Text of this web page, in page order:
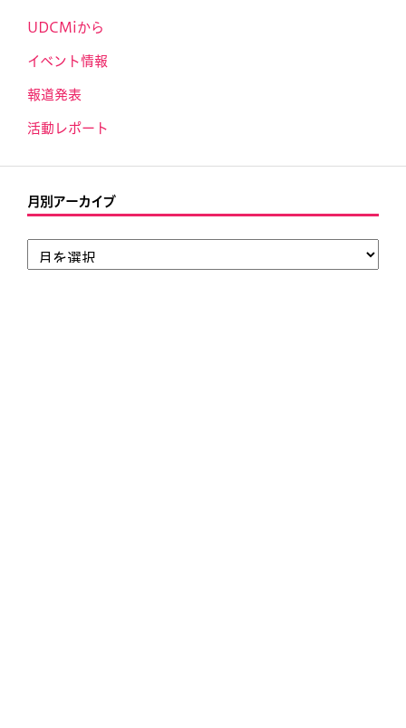
UDCMiから
イベント情報
報道発表
活動レポート
月別アーカイブ